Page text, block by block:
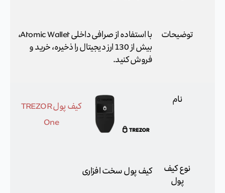
توضیحات
با استفاده از صرافی داخلی Atomic Wallet،
بیش از 130 ارز دیجیتال را ذخیره، خرید و
فروش کنید.
نام
کیف پول TREZOR
One
نوع کیف
پول
کیف پول سخت افزاری